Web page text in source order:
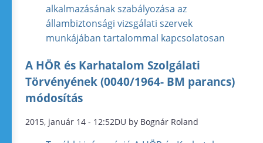
alkalmazásának szabályozása az
állambiztonsági vizsgálati szervek
munkájában tartalommal kapcsolatosan
A HÖR és Karhatalom Szolgálati
Törvényének (0040/1964- BM parancs)
módosítás
2015, január 14 - 12:52DU by Bognár Roland